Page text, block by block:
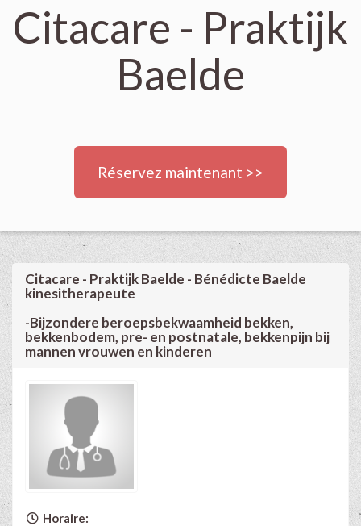
Citacare - Praktijk
Baelde
Réservez maintenant >>
Citacare - Praktijk Baelde - Bénédicte Baelde
kinesitherapeute
-Bijzondere beroepsbekwaamheid bekken,
bekkenbodem, pre- en postnatale, bekkenpijn bij
mannen vrouwen en kinderen
Horaire: